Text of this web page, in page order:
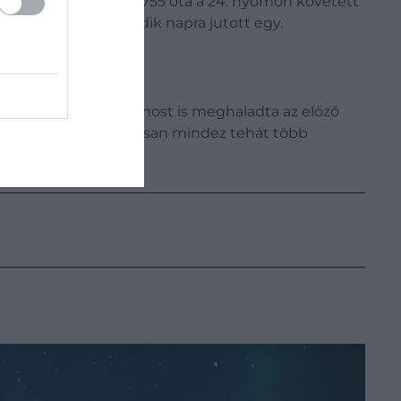
minden ötödik napra jutott egy.
már most is meghaladta az előző
Potenciálisan mindez tehát több